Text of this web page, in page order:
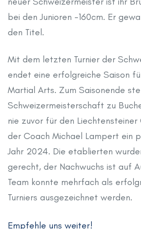
bei den Junioren -160cm. Er
den Titel.
Mit dem letzten Turnier der
endet eine erfolgreiche Saison
Martial Arts. Zum Saisonende
Schweizermeisterschaft zu
nie zuvor für den
der Coach Michael Lampert ein
Jahr 2024. Die etablierten
gerecht, der Nachwuchs ist auf
Team konnte mehrfach als
Turniers ausgezeichnet werden.
Empfehle uns weiter!
Archiv